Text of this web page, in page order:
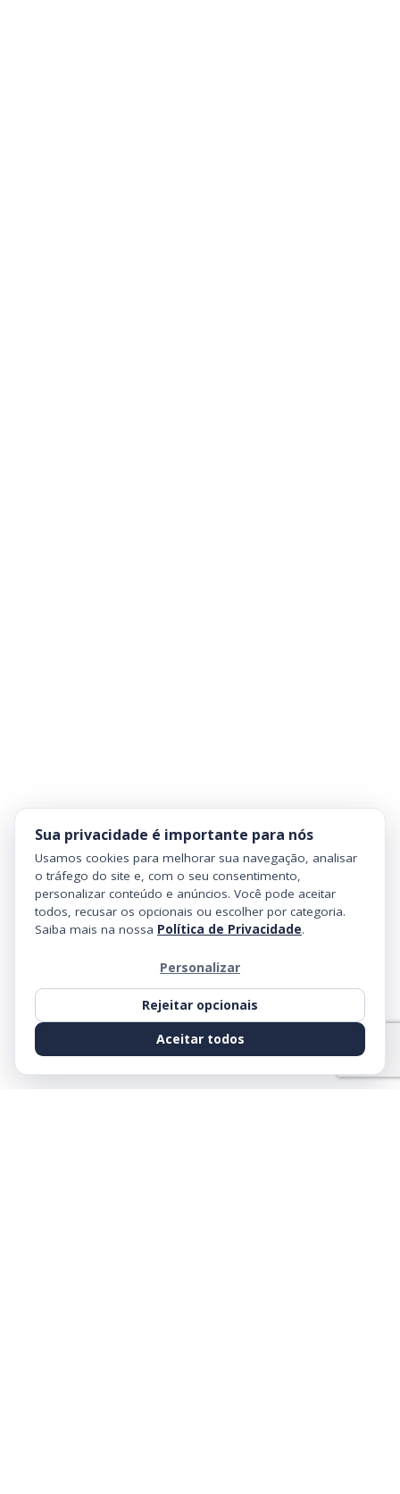
Sua privacidade é importante para nós
Usamos cookies para melhorar sua navegação, analisar
o tráfego do site e, com o seu consentimento,
personalizar conteúdo e anúncios. Você pode aceitar
todos, recusar os opcionais ou escolher por categoria.
Saiba mais na nossa Política de Privacidade.
Personalizar
Rejeitar opcionais
Aceitar todos